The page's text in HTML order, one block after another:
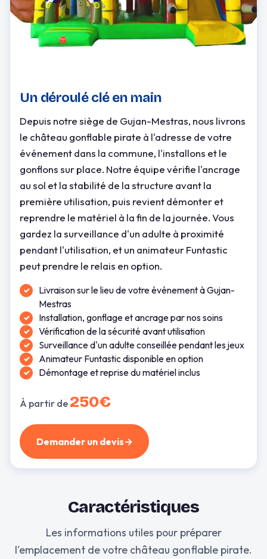
Un déroulé clé en main
Depuis notre siège de Gujan-Mestras, nous livrons
le château gonflable pirate à l'adresse de votre
événement dans la commune, l'installons et le
gonflons sur place. Notre équipe vérifie l'ancrage
au sol et la stabilité de la structure avant la
première utilisation, puis revient démonter et
reprendre le matériel à la fin de la journée. Vous
gardez la surveillance d'un adulte à proximité
pendant l'utilisation, et un animateur Funtastic
peut prendre le relais en option.
Livraison sur le lieu de votre événement à Gujan-
Mestras
Installation, gonflage et ancrage par nos soins
Vérification de la sécurité avant utilisation
Surveillance d'un adulte conseillée pendant les jeux
Animateur Funtastic disponible en option
Démontage et reprise du matériel inclus
À partir de 250€
Demander un devis→
Caractéristiques
Les informations utiles pour préparer
l'emplacement de votre château gonflable pirate.